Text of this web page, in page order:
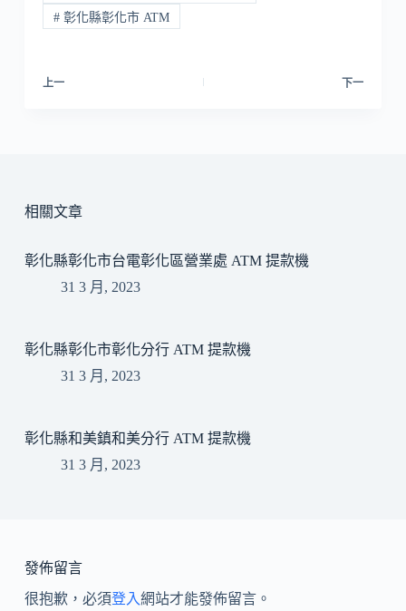
#彰化縣彰化市 ATM
上一 下一
相關文章
彰化縣彰化市台電彰化區營業處 ATM 提款機
31 3 月, 2023
彰化縣彰化市彰化分行 ATM 提款機
31 3 月, 2023
彰化縣和美鎮和美分行 ATM 提款機
31 3 月, 2023
發佈留言
很抱歉，必須登入網站才能發佈留言。